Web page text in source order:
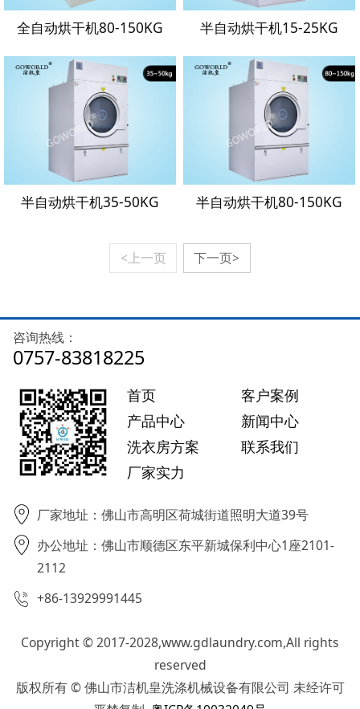
全自动烘干机80-150KG 半自动烘干机15-25KG
半自动烘干机35-50KG 半自动烘干机80-150KG
<上一页 下一页>
咨询热线：
0757-83818225
首页
产品中心
洗衣房方案
厂家实力
客户案例
新闻中心
联系我们
厂家地址：佛山市高明区荷城街道照明大道39号
办公地址：佛山市顺德区东平新城保利中心1座2101-
2112
+86-13929991445
Copyright © 2017-2028,www.gdlaundry.com,All rights
reserved
版权所有 © 佛山市洁机皇洗涤机械设备有限公司 未经许可